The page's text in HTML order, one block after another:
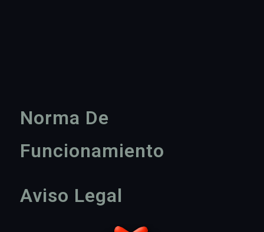
Norma De
Funcionamiento
Aviso Legal